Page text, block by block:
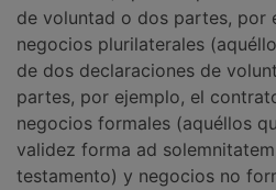
de voluntad o dos partes, por
negocios plurilaterales
de dos declaraciones de
partes, por ejemplo, el
negocios formales (aquéllos
validez forma ad
testamento) y negocios no